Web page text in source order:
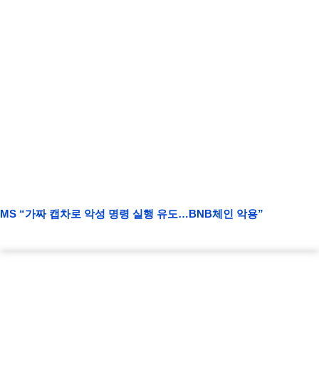
MS “가짜 캡차로 악성 명령 실행 유도…BNB체인 악용”